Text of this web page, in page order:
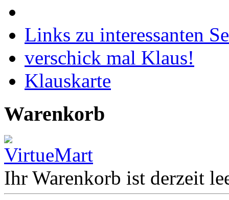
Links zu interessanten
verschick mal Klaus!
Klauskarte
Warenkorb
Ihr Warenkorb ist derzeit